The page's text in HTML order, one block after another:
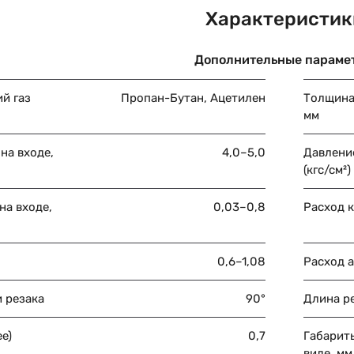
Дополнительные
газ Пропан-Бутан, Ацетилен
мм
входе, 4,0–5,0
(кгс/см²)
входе, 0,03–0,8 Расход
0,6–1,08 Расход
резака 90° Длина
0,7